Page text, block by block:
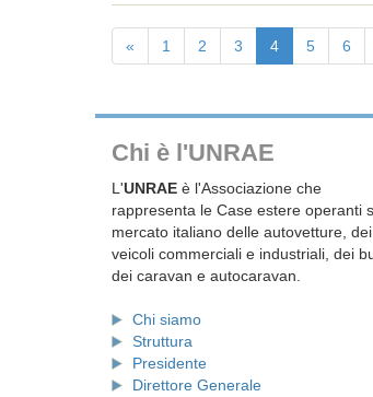
« 1 2 3 4 5 6
Chi è l'UNRAE
L'UNRAE è l'Associazione che
rappresenta le Case estere operanti
mercato italiano delle autovetture, dei
veicoli commerciali e industriali, dei
dei caravan e autocaravan.
Chi siamo
Struttura
Presidente
Direttore Generale